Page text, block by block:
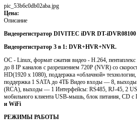
pic_53b6c0db02aba.jpg
Цена:
Описание
Видеорегистратор DIVITEC iDVR DT-
Видеорегистратор 3 в 1: DVR+HVR+NVR.
ОС - Linux, формат сжатия видео - H.264,
до 8 IP каналов с разрешением 720P (NVR) со
HD(1920 x 1080), поддержка «облачной»
поддержка 1 SATA до 4ТБ Видео входы — 8,
(RCA), выходы — 1 Интерфейсы: RS485, RJ-45, 2
мобильного клиента USB-мышь, блок питания, CD с
и WiFi
РЕЖИМЫ РАБОТЫ